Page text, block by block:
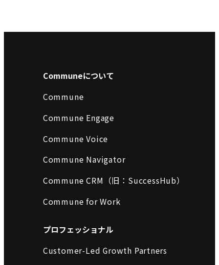
Communeについて
Commune
Commune Engage
Commune Voice
Commune Navigator
Commune CRM（旧：SuccessHub）
Commune for Work
プロフェッショナル
Customer-Led Growth Partners